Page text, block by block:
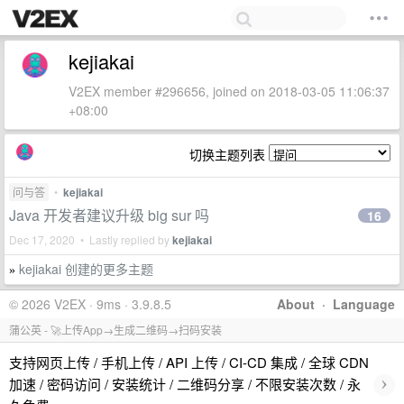
kejiakai
V2EX member #296656, joined on 2018-03-05 11:06:37
+08:00
切换主题列表
问与答 • kejiakai
Java 开发者建议升级 big sur 吗
Dec 17, 2020 • Lastly replied bykejiakai
16
» kejiakai 创建的更多主题
About · Language
© 2026 V2EX · 9ms · 3.9.8.5
蒲公英 - 🚀上传App→生成二维码→扫码安装
支持网页上传 / 手机上传 / API 上传 / CI-CD 集成 / 全球 CDN
加速 / 密码访问 / 安装统计 / 二维码分享 / 不限安装次数 / 永
›